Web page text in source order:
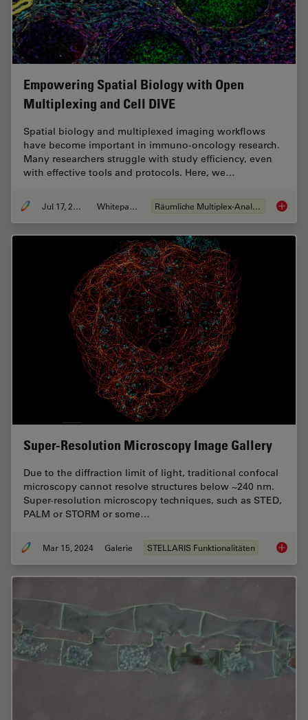
Empowering Spatial Biology with Open
Multiplexing and Cell DIVE
Spatial biology and multiplexed imaging workflows
have become important in immuno-oncology research.
Many researchers struggle with study efficiency, even
with effective tools and protocols. Here, we…
Jul 17, 2024 Whitepaper Räumliche Multiplex-Analyse
Super-Resolution Microscopy Image Gallery
Due to the diffraction limit of light, traditional confocal
microscopy cannot resolve structures below ~240 nm.
Super-resolution microscopy techniques, such as STED,
PALM or STORM or some…
Mar 15, 2024 Galerie STELLARIS Funktionalitäten Super-